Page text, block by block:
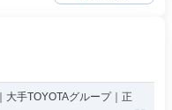
大手TOYOTAグループ｜正